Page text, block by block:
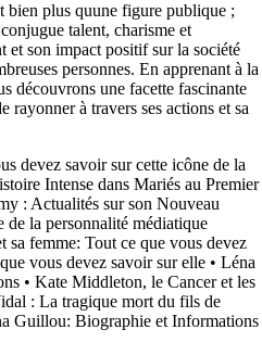
bien plus quune figure publique ;
talent, charisme et
et son impact positif sur la société
personnes. En apprenant à la
découvrons une facette fascinante
rayonner à travers ses actions et sa
devez savoir sur cette icône de la
Intense dans Mariés au Premier
: Actualités sur son Nouveau
de la personnalité médiatique
sa femme: Tout ce que vous devez
vous devez savoir sur elle • Léna
• Kate Middleton, le Cancer et les
: La tragique mort du fils de
Guillou: Biographie et Informations